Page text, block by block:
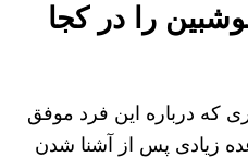
را در کجا
که درباره این فرد موفق
زیادی پس از آشنا شدن